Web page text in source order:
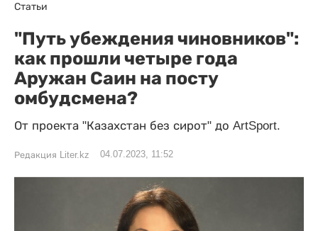
Статьи
"Путь убеждения чиновников":
как прошли четыре года
Аружан Саин на посту
омбудсмена?
От проекта "Казахстан без сирот" до ArtSport.
Редакция Liter.kz 04.07.2023, 11:52